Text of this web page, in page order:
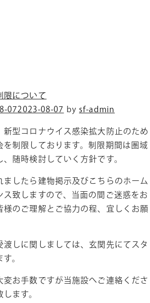
限について
072023-08-07bysf-admin
新型コロナウイス感染拡大防止のため
を制限しております。制限期間は圏域
随時検討していく方針です。
したら建物掲示及びこちらのホーム
致しますので、当面の間ご迷惑をお
様のご理解とご協力の程、宜しくお願
しに関しましては、玄関先にてスタ
。
変お手数ですが当施設へご連絡くださ
ます。